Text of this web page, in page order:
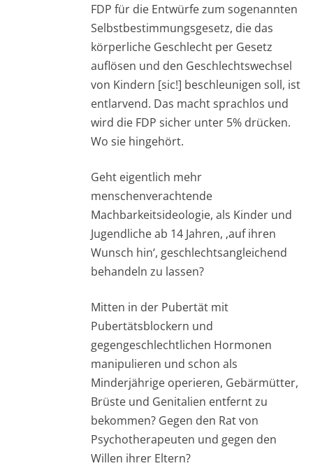
FDP für die Entwürfe zum sogenannten
Selbstbestimmungsgesetz, die das
körperliche Geschlecht per Gesetz
auflösen und den Geschlechtswechsel
von Kindern [sic!] beschleunigen soll, ist
entlarvend. Das macht sprachlos und
wird die FDP sicher unter 5% drücken.
Wo sie hingehört.
Geht eigentlich mehr
menschenverachtende
Machbarkeitsideologie, als Kinder und
Jugendliche ab 14 Jahren, ‚auf ihren
Wunsch hin‘, geschlechtsangleichend
behandeln zu lassen?
Mitten in der Pubertät mit
Pubertätsblockern und
gegengeschlechtlichen Hormonen
manipulieren und schon als
Minderjährige operieren, Gebärmütter,
Brüste und Genitalien entfernt zu
bekommen? Gegen den Rat von
Psychotherapeuten und gegen den
Willen ihrer Eltern?